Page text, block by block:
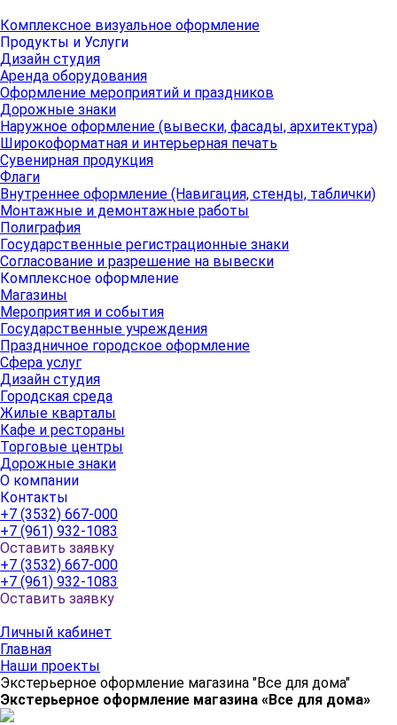
Комплексное визуальное оформление
Продукты и Услуги
Дизайн студия
Аренда оборудования
Оформление мероприятий и праздников
Дорожные знаки
Наружное оформление (вывески, фасады, архитектура)
Широкоформатная и интерьерная печать
Сувенирная продукция
Флаги
Внутреннее оформление (Навигация, стенды, таблички)
Монтажные и демонтажные работы
Полиграфия
Государственные регистрационные знаки
Согласование и разрешение на вывески
Комплексное оформление
Магазины
Мероприятия и события
Государственные учреждения
Праздничное городское оформление
Сфера услуг
Дизайн студия
Городская среда
Жилые кварталы
Кафе и рестораны
Торговые центры
Дорожные знаки
О компании
Контакты
+7 (3532) 667-000
+7 (961) 932-1083
Оставить заявку
+7 (3532) 667-000
+7 (961) 932-1083
Оставить заявку
Личный кабинет
Главная
Наши проекты
Экстерьерное оформление магазина "Все для дома"
Экстерьерное оформление магазина «Все для дома»